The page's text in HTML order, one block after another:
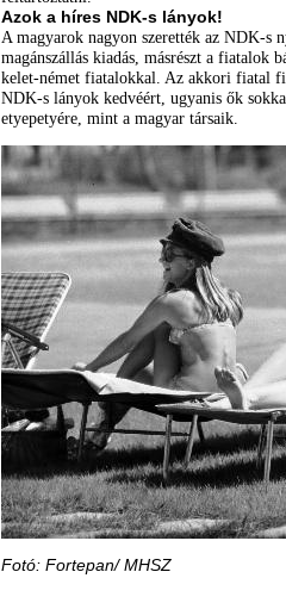
Azok a híres NDK-s lányok!
A magyarok nagyon szerették az NDK-s
magánszállás kiadás, másrészt a fiatalok
kelet-német fiatalokkal. Az akkori fiatal
NDK-s lányok kedvéért, ugyanis ők
etyepetyére, mint a magyar társaik.
Fotó: Fortepan/ MHSZ